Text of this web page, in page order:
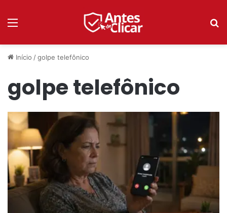
Início /golpe telefônico
golpe telefônico